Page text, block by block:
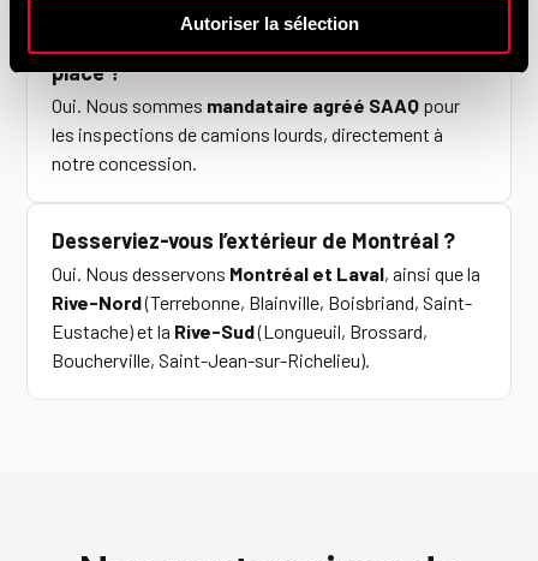
Autoriser la sélection
Effectuez-vous les inspections SAAQ sur
place ?
Oui. Nous sommes mandataire agréé SAAQ pour
les inspections de camions lourds, directement à
notre concession.
Desserviez-vous l’extérieur de Montréal ?
Oui. Nous desservons Montréal et Laval, ainsi que la
Rive-Nord(Terrebonne, Blainville, Boisbriand, Saint-
Eustache) et la Rive-Sud(Longueuil, Brossard,
Boucherville, Saint-Jean-sur-Richelieu).